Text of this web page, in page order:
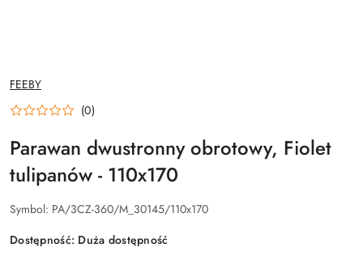
NAZWA
PRODUCENTA:
FEEBY
(0)
Parawan dwustronny obrotowy, Fiolet
tulipanów - 110x170
Symbol: PA/3CZ-360/M_30145/110x170
Dostępność: Duża dostępność